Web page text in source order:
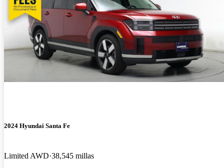
2024 Hyundai Santa Fe
Limited AWD 38,545 millas